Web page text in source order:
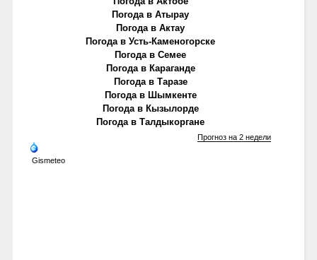
Погода в Атырау
Погода в Актау
Погода в Усть-Каменогорске
Погода в Семее
Погода в Караганде
Погода в Таразе
Погода в Шымкенте
Погода в Кызылорде
Погода в Талдыкоргане
Gismeteo
Прогноз на 2 недели